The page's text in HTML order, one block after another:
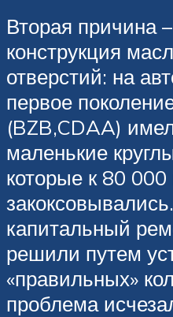
Вторая причина
конструкция
отверстий: на
первое
(BZB,CDAA)
маленькие
которые к 80 000
капитальный
решили путем
«правильных»
проблема